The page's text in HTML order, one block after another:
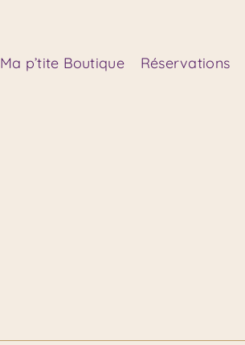
Ma p’tite Boutique Réservations